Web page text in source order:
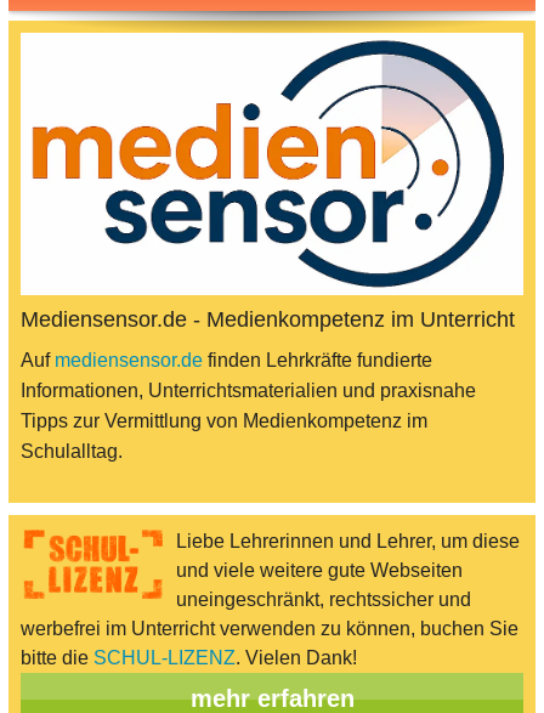
Mediensensor.de - Medienkompetenz im Unterricht
Auf mediensensor.de finden Lehrkräfte fundierte
Informationen, Unterrichtsmaterialien und praxisnahe
Tipps zur Vermittlung von Medienkompetenz im
Schulalltag.
Liebe Lehrerinnen und Lehrer, um diese
und viele weitere gute Webseiten
uneingeschränkt, rechtssicher und
werbefrei im Unterricht verwenden zu können, buchen Sie
bitte die SCHUL-LIZENZ. Vielen Dank!
mehr erfahren